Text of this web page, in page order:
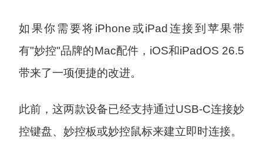
如果你需要将iPhone或iPad连接到苹果带
有"妙控"品牌的Mac配件，iOS和iPadOS 26.5
带来了一项便捷的改进。
此前，这两款设备已经支持通过USB-C连接妙
控键盘、妙控板或妙控鼠标来建立即时连接。